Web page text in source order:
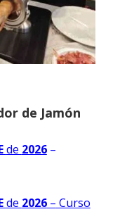
de Jamón
de 2026–
de 2026– Curso